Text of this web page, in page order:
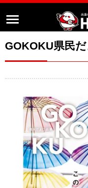
GOKOKU県民